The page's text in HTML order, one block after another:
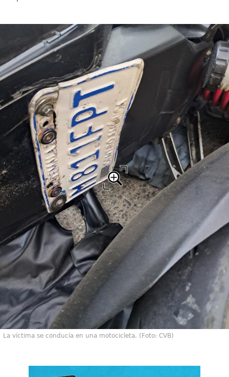
La víctima se conducía en una motocicleta. (Foto: CVB)